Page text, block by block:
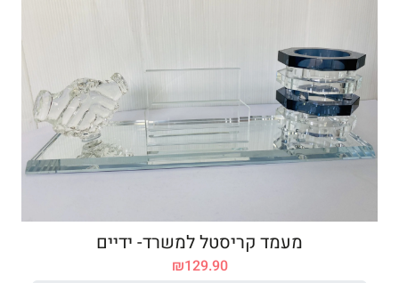
מעמד קריסטל למשרד- ידיים
₪129.90